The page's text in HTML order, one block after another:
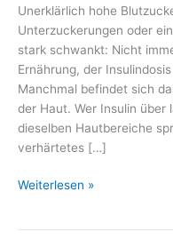
Unerklärlich hohe
Unterzuckerungen oder
stark schwankt: Nicht
Ernährung, der
Manchmal befindet sich
der Haut. Wer Insulin über
dieselben Hautbereiche
verhärtetes […]
Lipohypertrophie
Weiterlesen »